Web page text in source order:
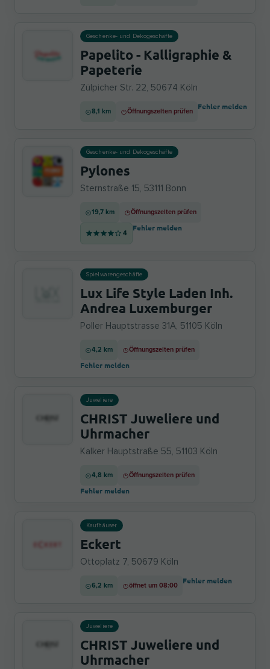
Geschenke- und Dekogeschäfte
Papelito - Kalligraphie &
Papeterie
Zülpicher Str. 22, 50674 Köln
8,1 km Öffnungszeiten prüfen
Fehler melden
Geschenke- und Dekogeschäfte
Pylones
Sternstraße 15, 53111 Bonn
19,7 km Öffnungszeiten prüfen
4
Fehler melden
Spielwarengeschäfte
Lux Life Style Laden Inh.
Andrea Luxemburger
Poller Hauptstrasse 31A, 51105 Köln
4,2 km Öffnungszeiten prüfen
Fehler melden
Juweliere
CHRIST Juweliere und
Uhrmacher
Kalker Hauptstraße 55, 51103 Köln
4,8 km Öffnungszeiten prüfen
Fehler melden
Kaufhäuser
Eckert
Ottoplatz 7, 50679 Köln
6,2 km öffnet um 08:00
Fehler melden
Juweliere
CHRIST Juweliere und
Uhrmacher